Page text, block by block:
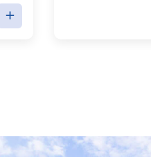
+